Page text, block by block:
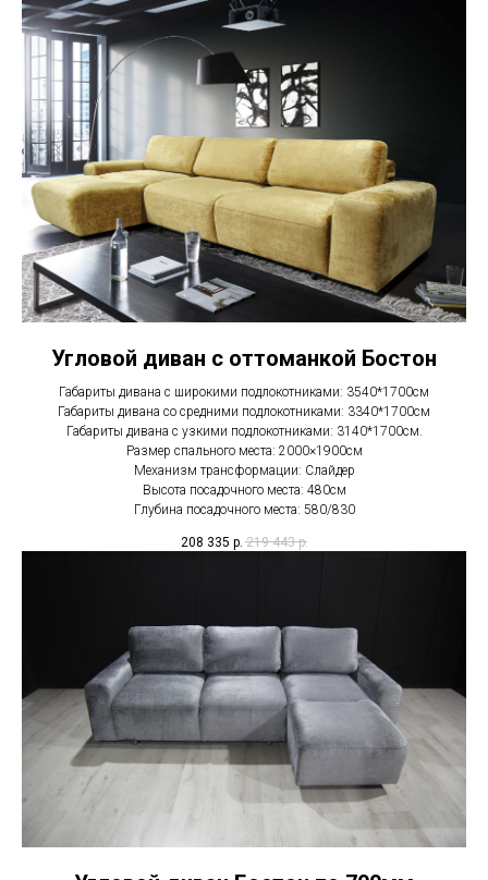
Угловой диван с оттоманкой Бостон
Габариты дивана с широкими подлокотниками: 3540*1700см
Габариты дивана со средними подлокотниками: 3340*1700см
Габариты дивана с узкими подлокотниками: 3140*1700см.
Размер спального места: 2000×1900см
Механизм трансформации: Слайдер
Высота посадочного места: 480см
Глубина посадочного места: 580/830
208 335 р. 219 443 р.